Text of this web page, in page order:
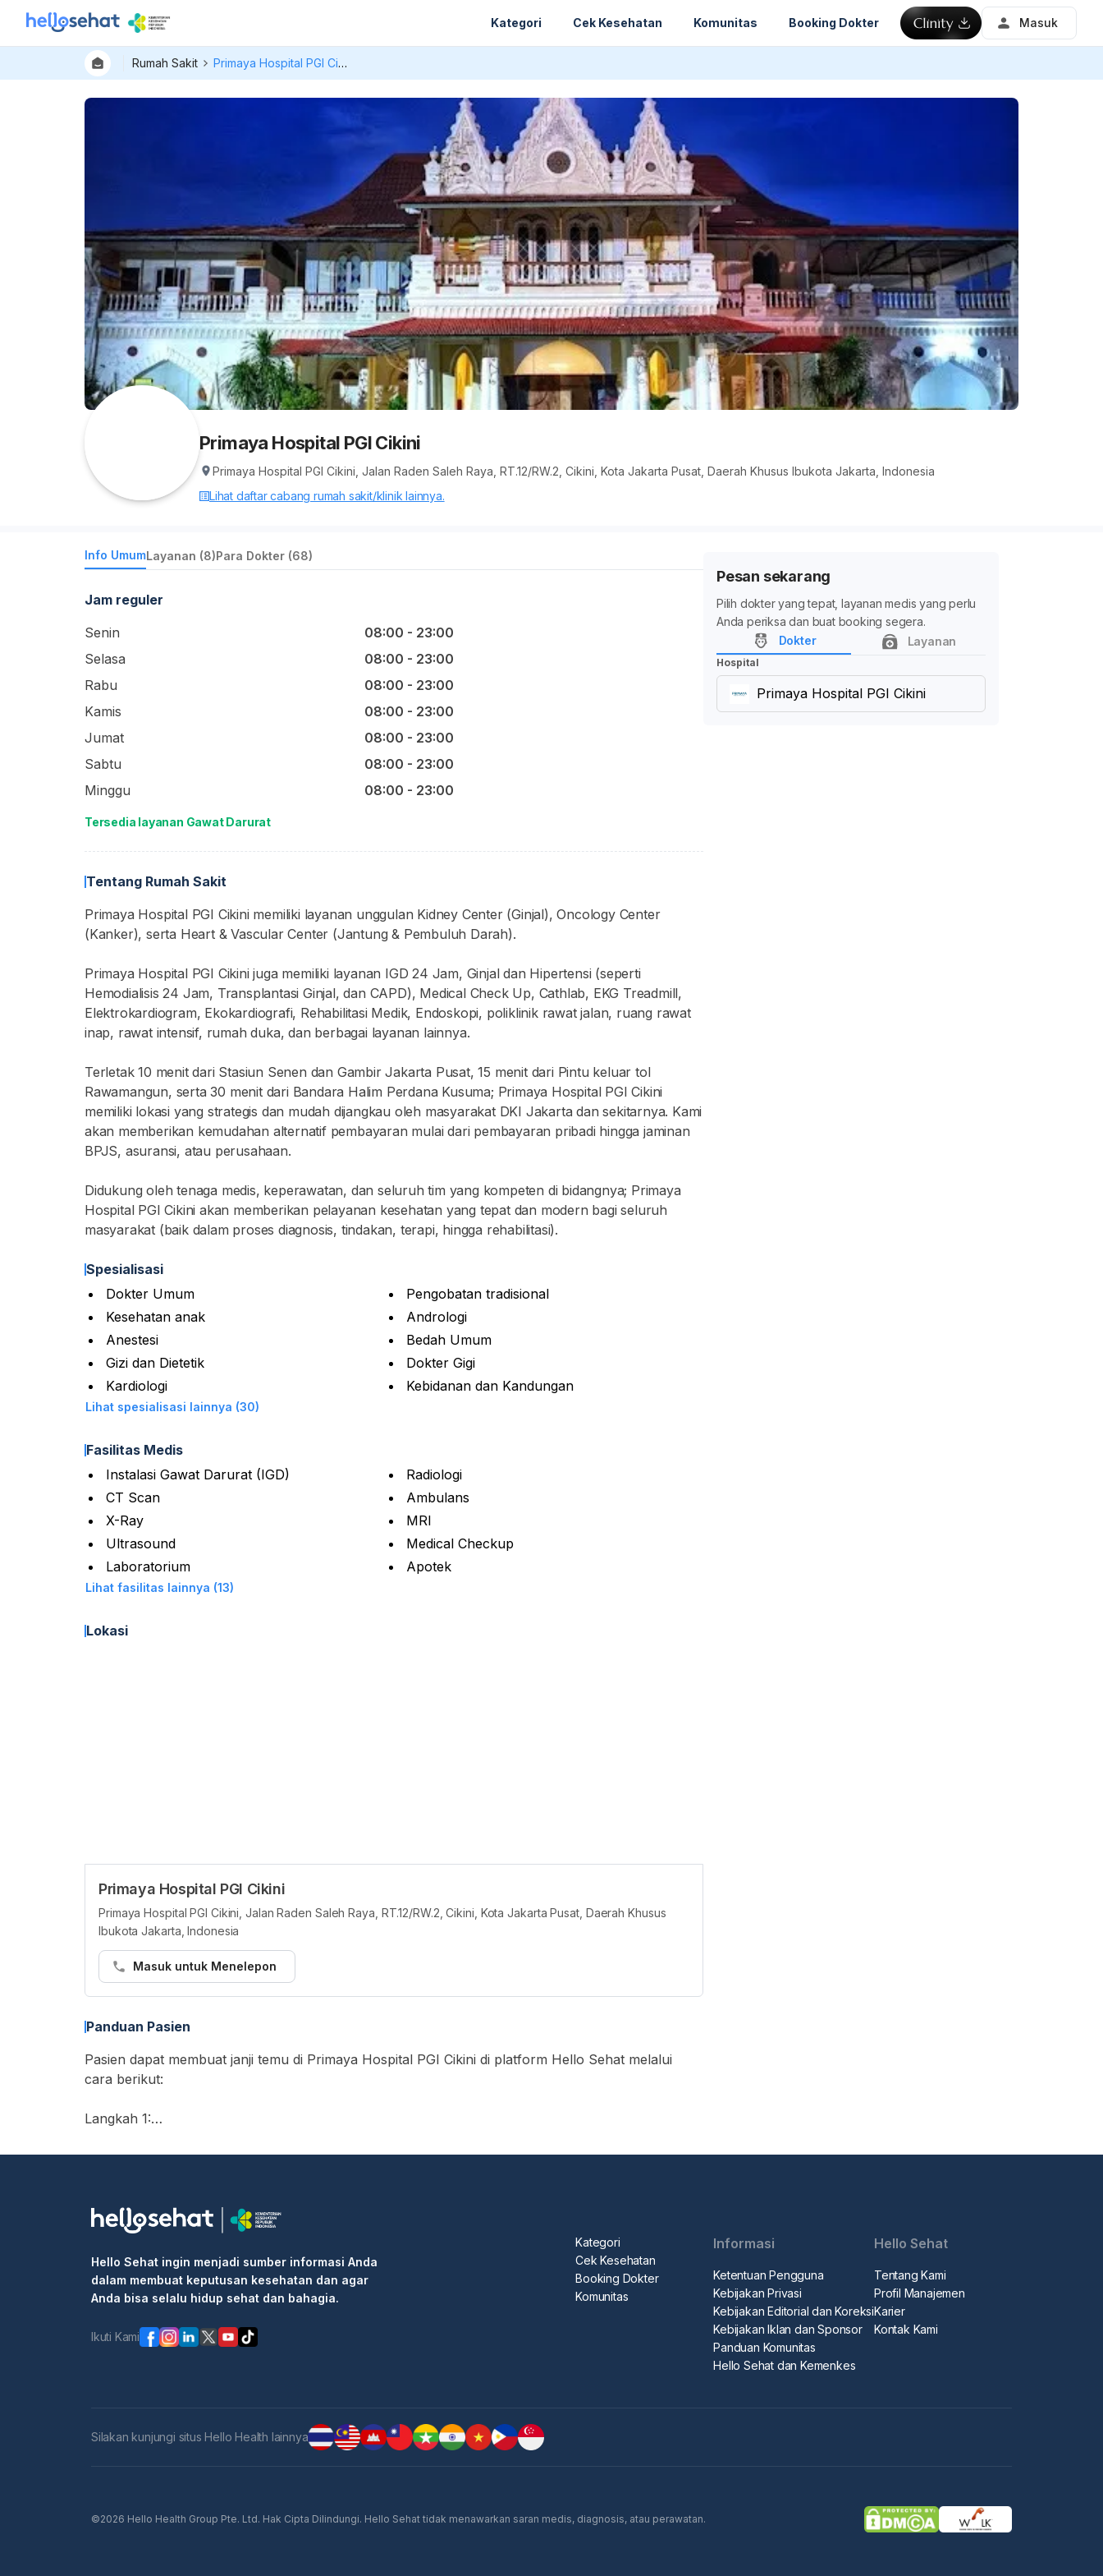
Kategori Cek Kesehatan Komunitas Booking Dokter Masuk
Rumah Sakit Primaya Hospital PGI Cikini
Primaya Hospital PGI Cikini
Primaya Hospital PGI Cikini, Jalan Raden Saleh Raya, RT.12/RW.2, Cikini, Kota Jakarta Pusat, Daerah Khusus Ibukota Jakarta, Indonesia
Lihat daftar cabang rumah sakit/klinik lainnya.
Info UmumLayanan (8)Para Dokter (68)
Jam reguler
Senin
08:00 - 23:00
Selasa
08:00 - 23:00
Rabu
08:00 - 23:00
Kamis
08:00 - 23:00
Jumat
08:00 - 23:00
Sabtu
08:00 - 23:00
Minggu
08:00 - 23:00
Tersedia layanan Gawat Darurat
Tentang Rumah Sakit
Primaya Hospital PGI Cikini memiliki layanan unggulan Kidney Center (Ginjal), Oncology Center
(Kanker), serta Heart & Vascular Center (Jantung & Pembuluh Darah).
Primaya Hospital PGI Cikini juga memiliki layanan IGD 24 Jam, Ginjal dan Hipertensi (seperti
Hemodialisis 24 Jam, Transplantasi Ginjal, dan CAPD), Medical Check Up, Cathlab, EKG Treadmill,
Elektrokardiogram, Ekokardiografi, Rehabilitasi Medik, Endoskopi, poliklinik rawat jalan, ruang rawat
inap, rawat intensif, rumah duka, dan berbagai layanan lainnya.
Terletak 10 menit dari Stasiun Senen dan Gambir Jakarta Pusat, 15 menit dari Pintu keluar tol
Rawamangun, serta 30 menit dari Bandara Halim Perdana Kusuma; Primaya Hospital PGI Cikini
memiliki lokasi yang strategis dan mudah dijangkau oleh masyarakat DKI Jakarta dan sekitarnya. Kami
akan memberikan kemudahan alternatif pembayaran mulai dari pembayaran pribadi hingga jaminan
BPJS, asuransi, atau perusahaan.
Didukung oleh tenaga medis, keperawatan, dan seluruh tim yang kompeten di bidangnya; Primaya
Hospital PGI Cikini akan memberikan pelayanan kesehatan yang tepat dan modern bagi seluruh
masyarakat (baik dalam proses diagnosis, tindakan, terapi, hingga rehabilitasi).
Spesialisasi
Dokter Umum
Pengobatan tradisional
Kesehatan anak
Andrologi
Anestesi
Bedah Umum
Gizi dan Dietetik
Dokter Gigi
Kardiologi
Kebidanan dan Kandungan
Lihat spesialisasi lainnya (30)
Fasilitas Medis
Instalasi Gawat Darurat (IGD)
Radiologi
CT Scan
Ambulans
X-Ray
MRI
Ultrasound
Medical Checkup
Laboratorium
Apotek
Lihat fasilitas lainnya (13)
Lokasi
Primaya Hospital PGI Cikini
Primaya Hospital PGI Cikini, Jalan Raden Saleh Raya, RT.12/RW.2, Cikini, Kota Jakarta Pusat, Daerah Khusus
Ibukota Jakarta, Indonesia
Masuk untuk Menelepon
Panduan Pasien
Pasien dapat membuat janji temu di Primaya Hospital PGI Cikini di platform Hello Sehat melalui
cara berikut:
Langkah 1:
• Masukkan "Primaya Hospital PGI Cikini" di kotak pencarian
• Isi informasi pribadi Anda dan selesaikan pemesanan
Langkah 2: Pergi ke rumah sakit atau klinik terjadwal, pergi ke konter penerimaan medis, tunjukkan
informasi pemesanan kepada resepsionis/perawat
Langkah 3: Masuk ke klinik untuk pemeriksaan.
Pesan sekarang
Pilih dokter yang tepat, layanan medis yang perlu
Anda periksa dan buat booking segera.
Dokter
Layanan
Hospital
Hello Sehat ingin menjadi sumber informasi Anda
dalam membuat keputusan kesehatan dan agar
Anda bisa selalu hidup sehat dan bahagia.
Ikuti Kami
Kategori
Cek Kesehatan
Booking Dokter
Komunitas
Informasi
Ketentuan Pengguna
Kebijakan Privasi
Kebijakan Editorial dan Koreksi
Kebijakan Iklan dan Sponsor
Panduan Komunitas
Hello Sehat dan Kemenkes
Hello Sehat
Tentang Kami
Profil Manajemen
Karier
Kontak Kami
Silakan kunjungi situs Hello Health lainnya
©2026 Hello Health Group Pte. Ltd. Hak Cipta Dilindungi. Hello Sehat tidak menawarkan saran medis, diagnosis, atau perawatan.